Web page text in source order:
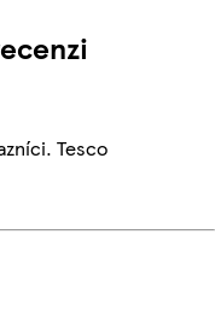
Tesco